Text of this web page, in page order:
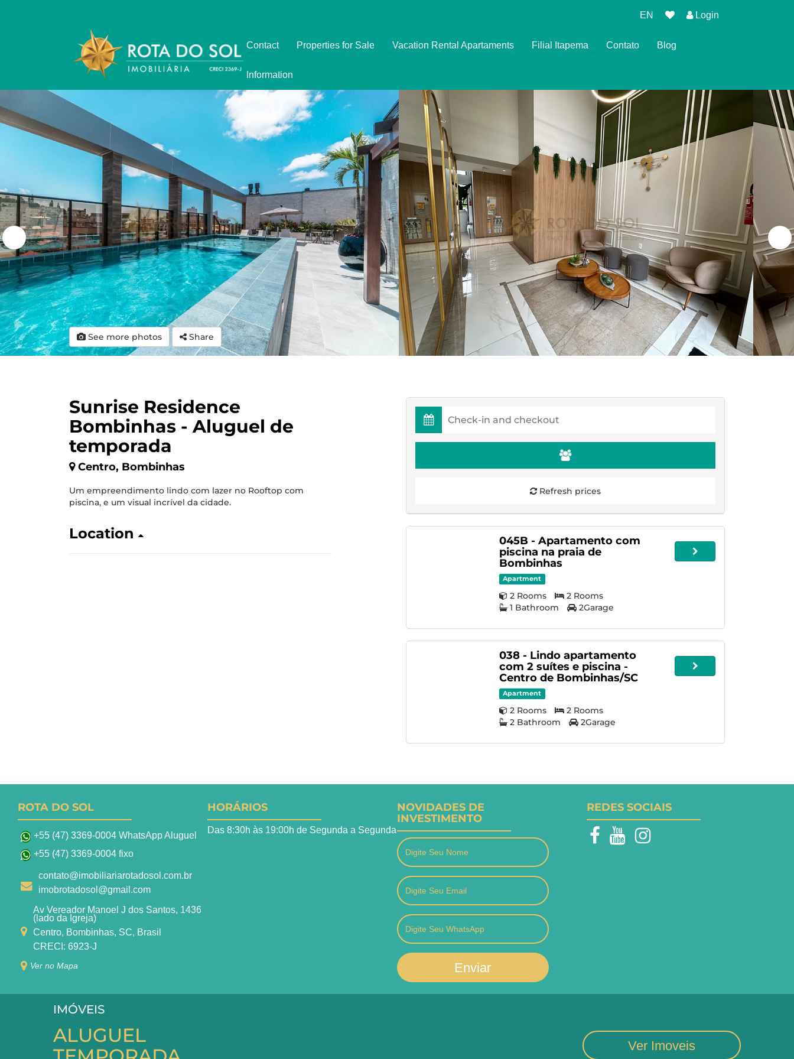
EN Login
Contact Properties for Sale Vacation Rental Apartaments
Promoções
Política de Privacidade
Termo e Condições para Reservar
Filial Itapema Contato Blog
Information
See more photos Share
Sunrise Residence
Bombinhas - Aluguel de
temporada
Centro, Bombinhas
Um empreendimento lindo com lazer no Rooftop com
piscina, e um visual incrível da cidade.
Location
Refresh prices
045B - Apartamento com
piscina na praia de
Bombinhas
Apartment
2 Rooms
2 Rooms
1 Bathroom
2Garage
038 - Lindo apartamento
com 2 suítes e piscina -
Centro de Bombinhas/SC
Apartment
2 Rooms
2 Rooms
2 Bathroom
2Garage
ROTA DO SOL
+55 (47) 3369-0004 WhatsApp Aluguel
+55 (47) 3369-0004 fixo
contato@imobiliariarotadosol.com.br
imobrotadosol@gmail.com
Av Vereador Manoel J dos Santos, 1436
(lado da Igreja)
Centro, Bombinhas, SC, Brasil
CRECI: 6923-J
Ver no Mapa
HORÁRIOS
Das 8:30h às 19:00h de Segunda a Segunda
NOVIDADES DE
INVESTIMENTO
Enviar
REDES SOCIAIS
IMÓVEIS
ALUGUEL
Ver Imoveis